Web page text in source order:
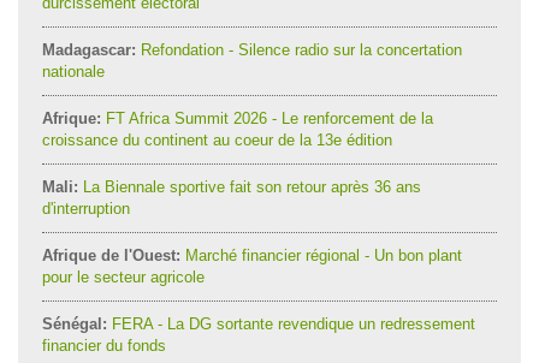
Madagascar: Refondation - Silence radio sur la concertation
nationale
Afrique: FT Africa Summit 2026 - Le renforcement de la
croissance du continent au coeur de la 13e édition
Mali: La Biennale sportive fait son retour après 36 ans
d'interruption
Afrique de l'Ouest: Marché financier régional - Un bon plant
pour le secteur agricole
Sénégal: FERA - La DG sortante revendique un redressement
financier du fonds